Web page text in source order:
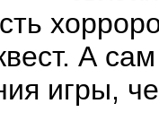
А
игры,